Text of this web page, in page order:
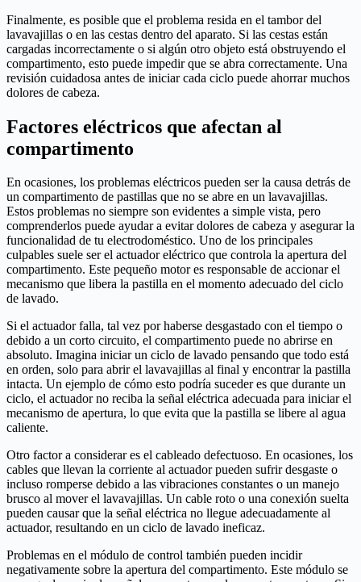
Finalmente, es posible que el problema resida en el tambor del
lavavajillas o en las cestas dentro del aparato. Si las cestas están
cargadas incorrectamente o si algún otro objeto está obstruyendo el
compartimento, esto puede impedir que se abra correctamente. Una
revisión cuidadosa antes de iniciar cada ciclo puede ahorrar muchos
dolores de cabeza.
Factores eléctricos que afectan al
compartimento
En ocasiones, los problemas eléctricos pueden ser la causa detrás de
un compartimento de pastillas que no se abre en un lavavajillas.
Estos problemas no siempre son evidentes a simple vista, pero
comprenderlos puede ayudar a evitar dolores de cabeza y asegurar la
funcionalidad de tu electrodoméstico. Uno de los principales
culpables suele ser el actuador eléctrico que controla la apertura del
compartimento. Este pequeño motor es responsable de accionar el
mecanismo que libera la pastilla en el momento adecuado del ciclo
de lavado.
Si el actuador falla, tal vez por haberse desgastado con el tiempo o
debido a un corto circuito, el compartimento puede no abrirse en
absoluto. Imagina iniciar un ciclo de lavado pensando que todo está
en orden, solo para abrir el lavavajillas al final y encontrar la pastilla
intacta. Un ejemplo de cómo esto podría suceder es que durante un
ciclo, el actuador no reciba la señal eléctrica adecuada para iniciar el
mecanismo de apertura, lo que evita que la pastilla se libere al agua
caliente.
Otro factor a considerar es el cableado defectuoso. En ocasiones, los
cables que llevan la corriente al actuador pueden sufrir desgaste o
incluso romperse debido a las vibraciones constantes o un manejo
brusco al mover el lavavajillas. Un cable roto o una conexión suelta
pueden causar que la señal eléctrica no llegue adecuadamente al
actuador, resultando en un ciclo de lavado ineficaz.
Problemas en el módulo de control también pueden incidir
negativamente sobre la apertura del compartimento. Este módulo se